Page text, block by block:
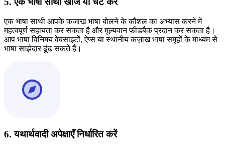
एक भाषा साथी आपके कजाख भाषा बोलने के कौशल का अभ्यास करने में
महत्वपूर्ण सहायता कर सकता है और मूल्यवान फीडबैक प्रदान कर सकता है।
आप भाषा विनिमय वेबसाइटों, ऐप्स या स्थानीय कज़ाख भाषा समूहों के माध्यम से
भाषा साझेदार ढूंढ सकते हैं।
6. यथार्थवादी अपेक्षाएँ निर्धारित करें